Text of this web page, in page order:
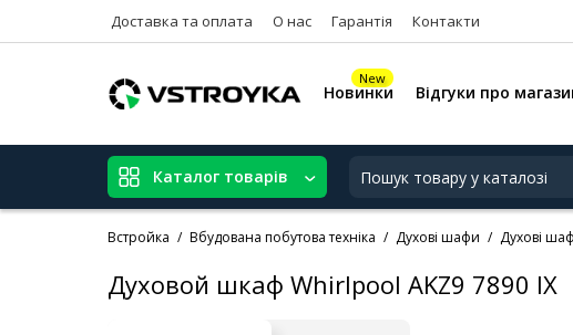
Доставка та оплата О нас Гарантія Контакти
New
Новинки Відгуки про
Каталог товарів
Встройка Вбудована побутова техніка Духові шафи Духові
Духовой шкаф Whirlpool AKZ9 7890 IX